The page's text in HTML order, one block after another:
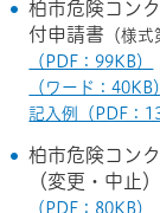
柏市危険コン
付申請書 （様式
（PDF：99KB）
（ワード：40KB
記入例（PDF：
柏市危険コン
（変更・中止
（PDF：80KB）